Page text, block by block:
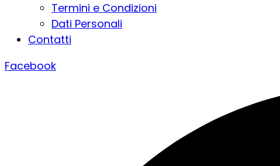
Termini e Condizioni
Dati Personali
Contatti
Facebook